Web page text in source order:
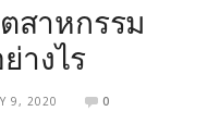
สาหกรรม
างไร
9, 2020 0